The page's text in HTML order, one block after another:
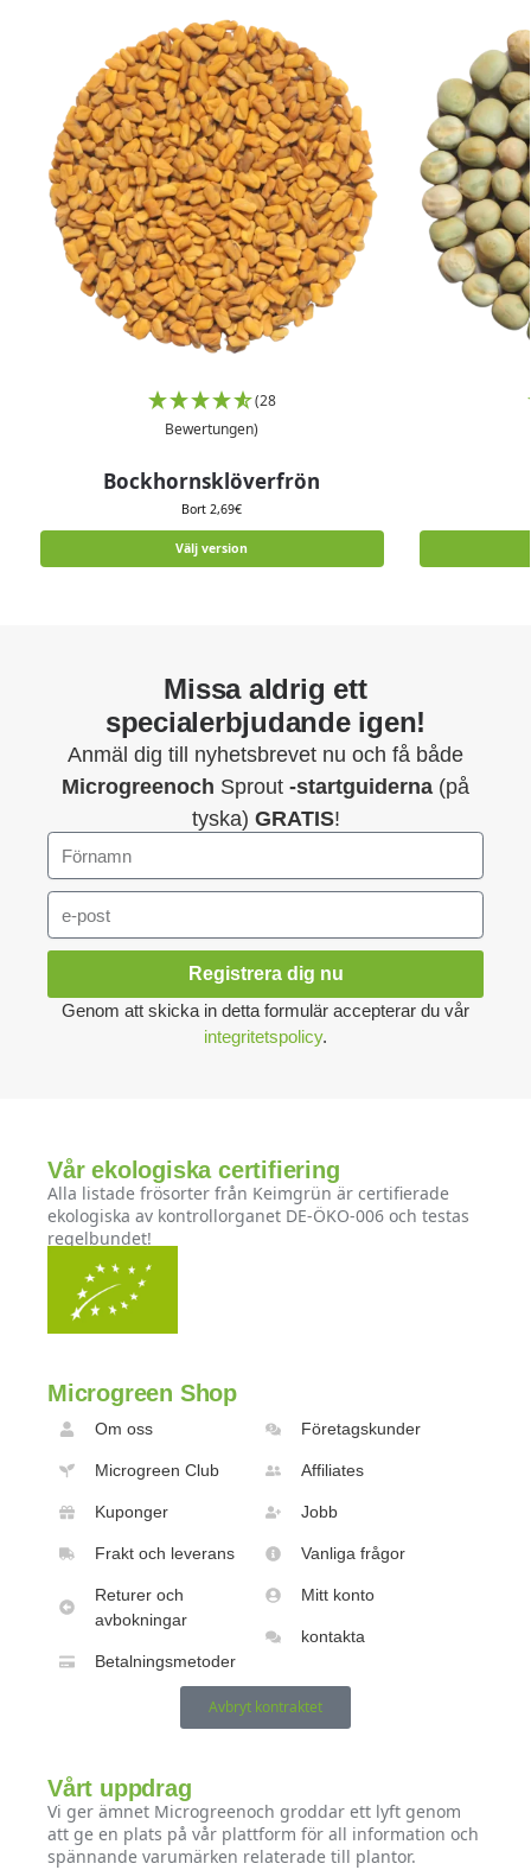
(28
Bewertungen)
Bockhornsklöverfrön
Bort2,69€
Välj version
Missa aldrig ett
specialerbjudande igen!
Anmäl dig till nyhetsbrevet nu och få både
Microgreenoch Sprout -startguiderna (på
tyska) GRATIS!
Registrera dig nu
Genom att skicka in detta formulär accepterar du vår
integritetspolicy.
Vår ekologiska certifiering
Alla listade frösorter från Keimgrün är certifierade
ekologiska av kontrollorganet DE-ÖKO-006 och testas
regelbundet!
Microgreen Shop
Om oss
Microgreen Club
Kuponger
Frakt och leverans
Returer och
avbokningar
Betalningsmetoder
Företagskunder
Affiliates
Jobb
Vanliga frågor
Mitt konto
kontakta
Avbryt kontraktet
Vårt uppdrag
Vi ger ämnet Microgreenoch groddar ett lyft genom
att ge en plats på vår plattform för all information och
spännande varumärken relaterade till plantor.